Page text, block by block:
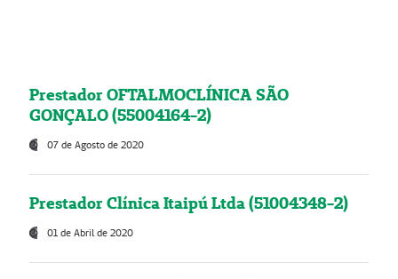
Prestador OFTALMOCLÍNICA SÃO
GONÇALO (55004164-2)
07 de Agosto de 2020
Prestador Clínica Itaipú Ltda (51004348-2)
01 de Abril de 2020